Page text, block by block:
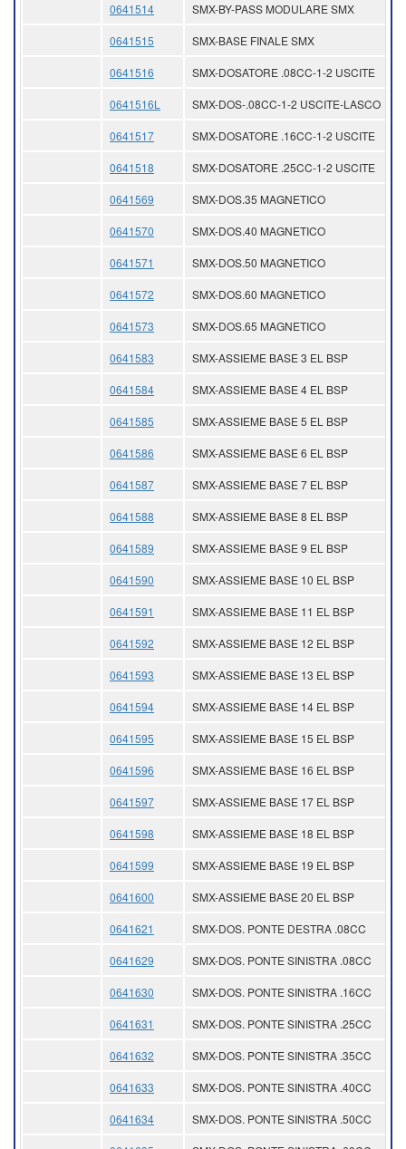
0641514 SMX-BY-PASS MODULARE SMX
0641515 SMX-BASE FINALE SMX
0641516 SMX-DOSATORE .08CC-1-2 USCITE
0641516L SMX-DOS-.08CC-1-2 USCITE-LASCO
0641517 SMX-DOSATORE .16CC-1-2 USCITE
0641518 SMX-DOSATORE .25CC-1-2 USCITE
0641569 SMX-DOS.35 MAGNETICO
0641570 SMX-DOS.40 MAGNETICO
0641571 SMX-DOS.50 MAGNETICO
0641572 SMX-DOS.60 MAGNETICO
0641573 SMX-DOS.65 MAGNETICO
0641583 SMX-ASSIEME BASE 3 EL BSP
0641584 SMX-ASSIEME BASE 4 EL BSP
0641585 SMX-ASSIEME BASE 5 EL BSP
0641586 SMX-ASSIEME BASE 6 EL BSP
0641587 SMX-ASSIEME BASE 7 EL BSP
0641588 SMX-ASSIEME BASE 8 EL BSP
0641589 SMX-ASSIEME BASE 9 EL BSP
0641590 SMX-ASSIEME BASE 10 EL BSP
0641591 SMX-ASSIEME BASE 11 EL BSP
0641592 SMX-ASSIEME BASE 12 EL BSP
0641593 SMX-ASSIEME BASE 13 EL BSP
0641594 SMX-ASSIEME BASE 14 EL BSP
0641595 SMX-ASSIEME BASE 15 EL BSP
0641596 SMX-ASSIEME BASE 16 EL BSP
0641597 SMX-ASSIEME BASE 17 EL BSP
0641598 SMX-ASSIEME BASE 18 EL BSP
0641599 SMX-ASSIEME BASE 19 EL BSP
0641600 SMX-ASSIEME BASE 20 EL BSP
0641621 SMX-DOS. PONTE DESTRA .08CC
0641629 SMX-DOS. PONTE SINISTRA .08CC
0641630 SMX-DOS. PONTE SINISTRA .16CC
0641631 SMX-DOS. PONTE SINISTRA .25CC
0641632 SMX-DOS. PONTE SINISTRA .35CC
0641633 SMX-DOS. PONTE SINISTRA .40CC
0641634 SMX-DOS. PONTE SINISTRA .50CC